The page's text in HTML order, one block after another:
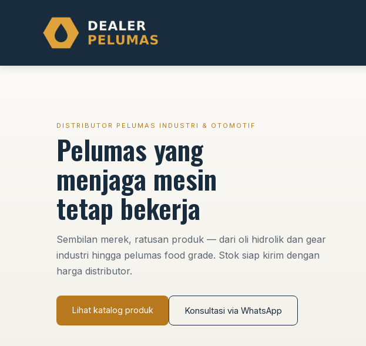
DISTRIBUTOR PELUMAS INDUSTRI & OTOMOTIF
Pelumas yang
menjaga mesin
tetap bekerja
Sembilan merek, ratusan produk — dari oli hidrolik dan gear
industri hingga pelumas food grade. Stok siap kirim dengan
harga distributor.
Lihat katalog produk Konsultasi via WhatsApp